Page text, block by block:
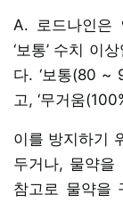
A. 로드나인은
‘보통’ 수치 이
다. ‘보통(80 ~
고, ‘무거움
이를 방지하기
두거나, 물약을
참고로 물약을